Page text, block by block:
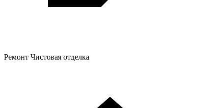
Ремонт Чистовая отделка